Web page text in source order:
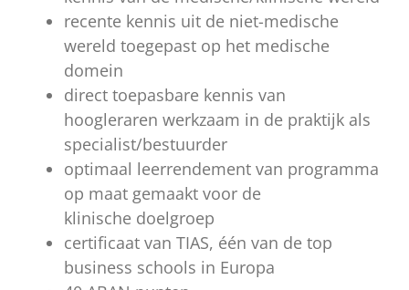
recente kennis uit de niet-medische
wereld toegepast op het medische
domein
direct toepasbare kennis van
hoogleraren werkzaam in de praktijk als
specialist/bestuurder
optimaal leerrendement van programma
op maat gemaakt voor de
klinische doelgroep
certificaat van TIAS, één van de top
business schools in Europa